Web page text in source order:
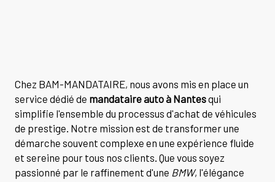
Chez BAM-MANDATAIRE, nous avons mis en place un
service dédié de mandataire auto à Nantesqui
simplifie l'ensemble du processus d'achat de véhicules
de prestige. Notre mission est de transformer une
démarche souvent complexe en une expérience fluide
et sereine pour tous nos clients. Que vous soyez
passionné par le raffinement d'une BMW, l'élégance